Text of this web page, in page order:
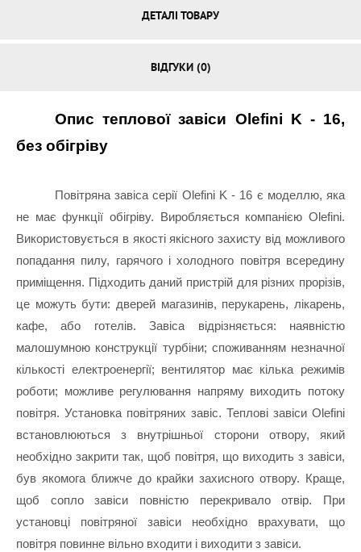
ДЕТАЛІ ТОВАРУ
ВІДГУКИ (0)
Опис теплової завіси Olefini K - 16,
без обігріву
Повітряна завіса серії Olefini K - 16 є моделлю, яка
не має функції обігріву. Виробляється компанією Olefini.
Використовується в якості якісного захисту від можливого
попадання пилу, гарячого і холодного повітря всередину
приміщення. Підходить даний пристрій для різних прорізів,
це можуть бути: дверей магазинів, перукарень, лікарень,
кафе, або готелів. Завіса відрізняється: наявністю
малошумною конструкції турбіни; споживанням незначної
кількості електроенергії; вентилятор має кілька режимів
роботи; можливе регулювання напряму виходить потоку
повітря. Установка повітряних завіс. Теплові завіси Olefini
встановлюються з внутрішньої сторони отвору, який
необхідно закрити так, щоб повітря, що виходить з завіси,
був якомога ближче до крайки захисного отвору. Краще,
щоб сопло завіси повністю перекривало отвір. При
установці повітряної завіси необхідно врахувати, що
повітря повинне вільно входити і виходити з завіси.